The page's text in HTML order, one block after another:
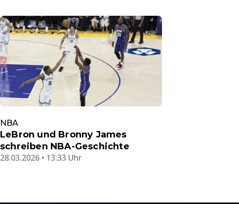
NBA
LeBron und Bronny James
schreiben NBA-Geschichte
28.03.2026 • 13:33 Uhr